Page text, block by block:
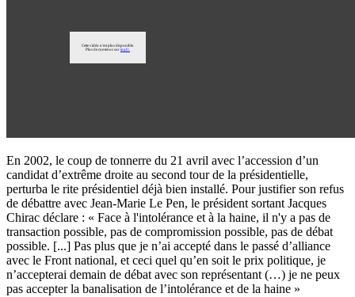
En 2002, le coup de tonnerre du 21 avril avec l’accession d’un
candidat d’extrême droite au second tour de la présidentielle,
perturba le rite présidentiel déjà bien installé. Pour justifier son refus
de débattre avec Jean-Marie Le Pen, le président sortant Jacques
Chirac déclare : « Face à l'intolérance et à la haine, il n'y a pas de
transaction possible, pas de compromission possible, pas de débat
possible. [...] Pas plus que je n’ai accepté dans le passé d’alliance
avec le Front national, et ceci quel qu’en soit le prix politique, je
n’accepterai demain de débat avec son représentant (…) je ne peux
pas accepter la banalisation de l’intolérance et de la haine »